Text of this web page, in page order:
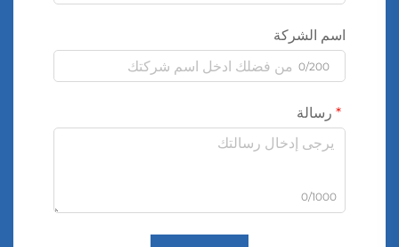
اسم الشركة
0/200
رسالة
0/1000